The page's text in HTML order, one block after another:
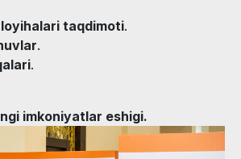
taqdimoti.
.
.
imkoniyatlar eshigi.